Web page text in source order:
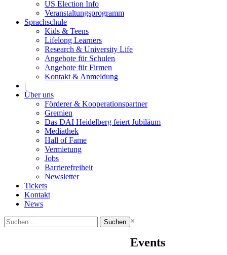
US Election Info
Veranstaltungsprogramm
Sprachschule
Kids & Teens
Lifelong Learners
Research & University Life
Angebote für Schulen
Angebote für Firmen
Kontakt & Anmeldung
|
Über uns
Förderer & Kooperationspartner
Gremien
Das DAI Heidelberg feiert Jubiläum
Mediathek
Hall of Fame
Vermietung
Jobs
Barrierefreiheit
Newsletter
Tickets
Kontakt
News
Suchen
nach:
×
Events